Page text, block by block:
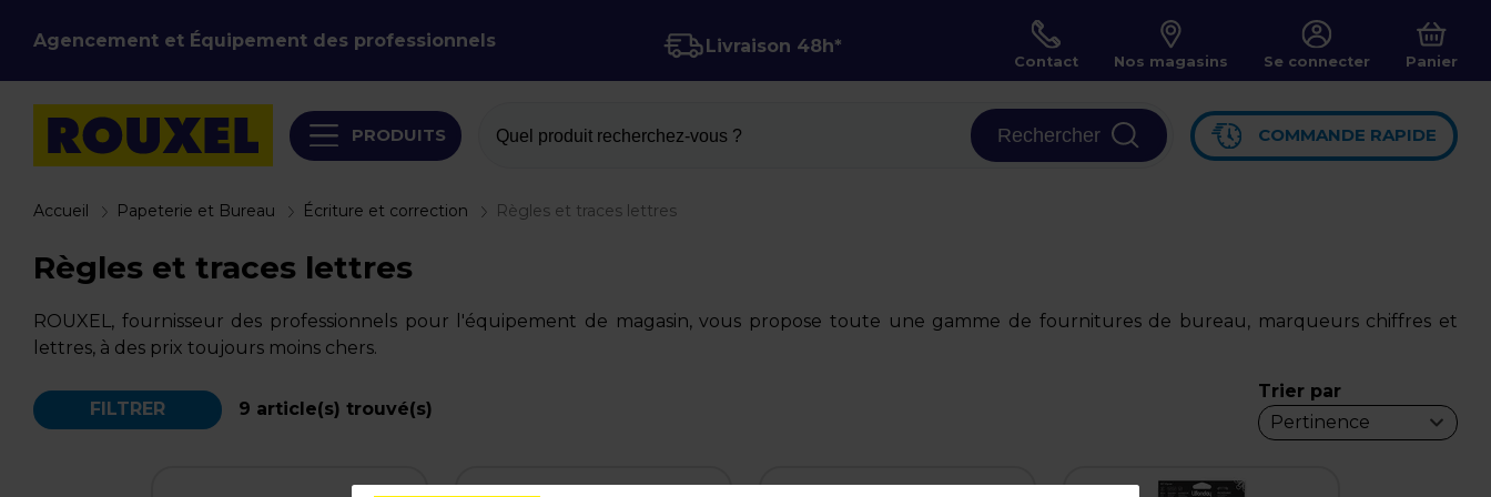
Agencement et Équipement des professionnels Livraison 48h*
Contact Nos magasins Se connecter Panier
PRODUITS Quel produit recherchez-vous ? Rechercher COMMANDE RAPIDE
Accueil Papeterie et Bureau Écriture et correction Règles et traces lettres
Règles et traces lettres
ROUXEL, fournisseur des professionnels pour l'équipement de magasin, vous propose toute une gamme de fournitures de bureau, marqueurs chiffres et
lettres, à des prix toujours moins chers.
FILTRER 9 article(s) trouvé(s)
Trier par
Pertinence